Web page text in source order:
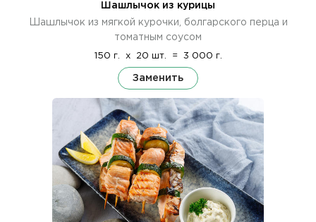
Шашлычок из курицы
Шашлычок из мягкой курочки, болгарского перца и
томатным соусом
150 г. x 20 шт. = 3 000 г.
Заменить